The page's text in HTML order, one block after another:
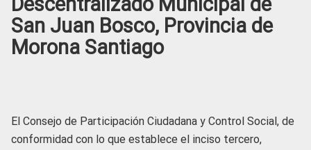
San Juan Bosco, Provincia de
Morona Santiago
El Consejo de Participación Ciudadana y Control Social, de
conformidad con lo que establece el inciso tercero,